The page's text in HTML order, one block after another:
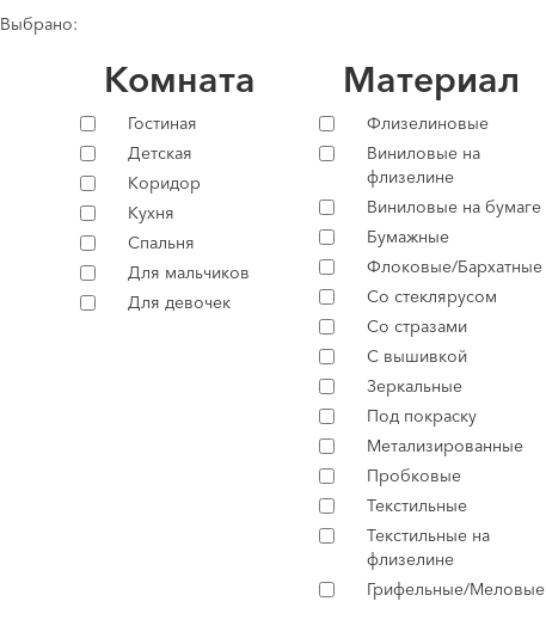
Выбрано:
Комната
Гостиная
Детская
Коридор
Кухня
Спальня
Для мальчиков
Для девочек
Материал
Флизелиновые
Виниловые на
флизелине
Виниловые на бумаге
Бумажные
Флоковые/Бархатные
Со стеклярусом
Со стразами
С вышивкой
Зеркальные
Под покраску
Метализированные
Пробковые
Текстильные
Текстильные на
флизелине
Грифельные/Меловые